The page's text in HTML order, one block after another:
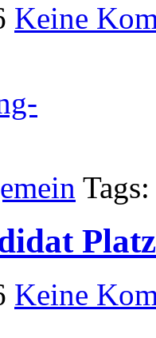
Keine
Tags:
Keine